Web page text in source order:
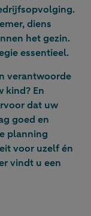
diens
het gezin.
essentieel.
verantwoorde
kind? En
dat uw
goed en
planning
voor uzelf én
vindt u een